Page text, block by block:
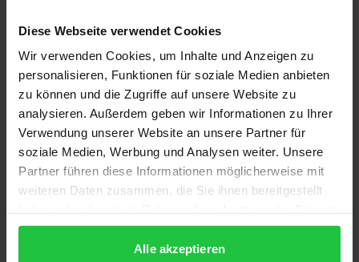
Diese Webseite verwendet Cookies
Wir verwenden Cookies, um Inhalte und Anzeigen zu
personalisieren, Funktionen für soziale Medien anbieten
zu können und die Zugriffe auf unsere Website zu
analysieren. Außerdem geben wir Informationen zu Ihrer
Verwendung unserer Website an unsere Partner für
soziale Medien, Werbung und Analysen weiter. Unsere
Partner führen diese Informationen möglicherweise mit
weiteren Daten zusammen, die Sie ihnen bereitgestellt
gesammelt haben.
Alle akzeptieren
vorgelegt. Der »Verfassungsvertrag« entspricht dem
Konzept des »Staatenverbundes« und kommt so vor
allem auch französischen und britischen
Vorstellungen entgegen. – Der Entwurf (mit
umfassender Begründung) baut die Stellung des
Parlaments und der Kommission aus, festigt die
Wirtschaftskompetenzen der EU und bringt eine
wesentliche Stärkung der Union insbesondere in der
Außenpolitik. Er ist vor allem mit seinem Teil IV